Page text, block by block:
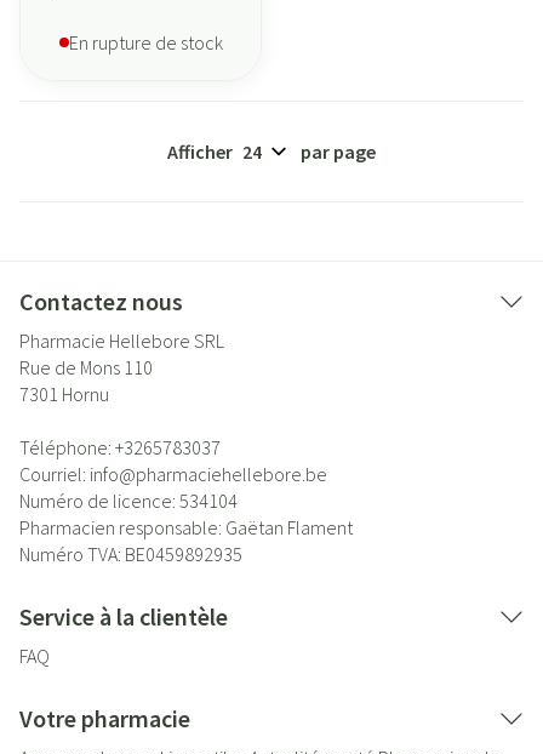
En rupture de stock
Afficher par page
Contactez nous
Pharmacie Hellebore SRL
Rue de Mons 110
7301 Hornu
Téléphone: +3265783037
Courriel: info@pharmaciehellebore.be
Numéro de licence: 534104
Pharmacien responsable: Gaëtan Flament
Numéro TVA: BE0459892935
Service à la clientèle
FAQ
Votre pharmacie